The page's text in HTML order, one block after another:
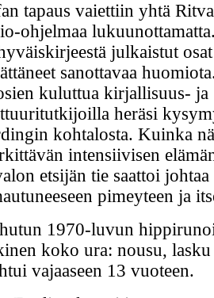
tapaus vaiettiin yhtä
ohjelmaa
julkaistut
sanottavaa
kuluttua kirjallisuus- ja
heräsi
kohtalosta. Kuinka
intensiivisen
etsijän tie saattoi johtaa
pimeyteen ja
1970-luvun
koko ura: nousu,
vajaaseen 13 vuoteen.